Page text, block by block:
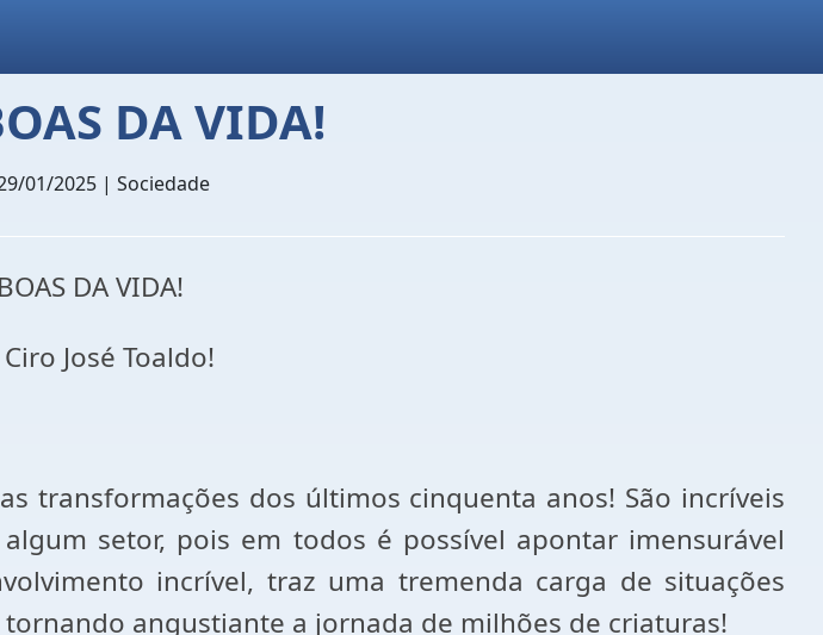
DA VIDA!
01/2025 | Sociedade
DA VIDA!
José Toaldo!
transformações dos últimos cinquenta anos! São incríveis
setor, pois em todos é possível apontar imensurável
incrível, traz uma tremenda carga de situações
angustiante a jornada de milhões de criaturas!